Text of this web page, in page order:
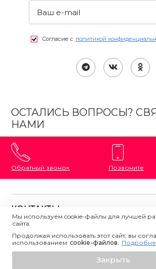
Добавить в корзину
Согласие с политикой
ОСТАЛИСЬ ВОПРОСЫ?
НАМИ
Обратный звонок Позвоните
КОНТАКТЫ
8 (800) 333-87-72
Напишите нам
ПОЛЕЗНАЯ ИНФОРМАЦИЯ
О магазине
Мы используем cookie-файлы для лучшей
сайта.
Продолжая использовать этот сайт, вы
использованием сookie-файлов.
Закрыть